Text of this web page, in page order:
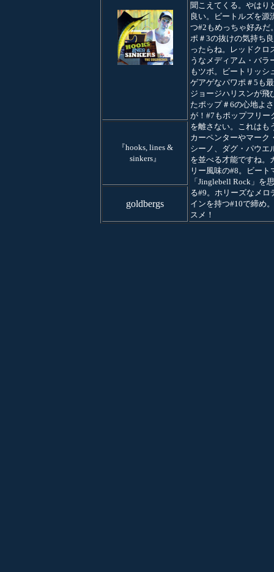
聞こえてくる。やはり
良い。ビートルズを源
つ#2もめっちゃ好みだ
ポ＃3の抜けの気持ち
ったらね。レッドクロ
うなメディアム・バラ
もツボ。ビートリッシ
ゲアゲなパワポ＃5も
ジョージハリスンが飛
たポップ＃6の心地よ
が！#7もポップフリー
を離さない。これはも
カーペンターやマーク
シーノ、ダグ・パウエ
を並べる才能ですね。
リー風味の#8。ビート
「Jinglebell Rock」を
る#9。ホリーズなメロ
インを持つ#10で締め
スメ！
『hooks, lines &
sinkers』
goldbergs